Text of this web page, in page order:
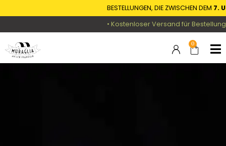
BESTELLUNGEN, DIE ZWISCHEN DEM 7. UND
• Kostenloser Versand für
0